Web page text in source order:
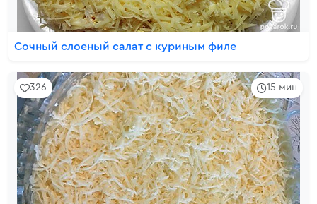
Сочный слоеный салат с куриным филе
15 мин
326